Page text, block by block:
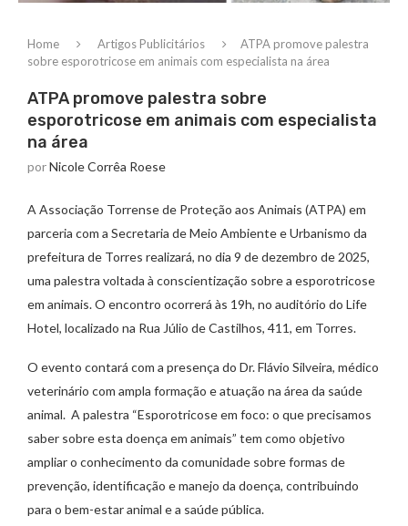
Home Artigos Publicitários
ATPA promove palestra
sobre esporotricose em animais com especialista na área
ATPA promove palestra sobre
esporotricose em animais com especialista
na área
porNicole Corrêa Roese
A Associação Torrense de Proteção aos Animais (ATPA) em
parceria com a Secretaria de Meio Ambiente e Urbanismo da
prefeitura de Torres realizará, no dia 9 de dezembro de 2025,
uma palestra voltada à conscientização sobre a esporotricose
em animais. O encontro ocorrerá às 19h, no auditório do Life
Hotel, localizado na Rua Júlio de Castilhos, 411, em Torres.
O evento contará com a presença do Dr. Flávio Silveira, médico
veterinário com ampla formação e atuação na área da saúde
animal. A palestra “Esporotricose em foco: o que precisamos
saber sobre esta doença em animais” tem como objetivo
ampliar o conhecimento da comunidade sobre formas de
prevenção, identificação e manejo da doença, contribuindo
para o bem-estar animal e a saúde pública.